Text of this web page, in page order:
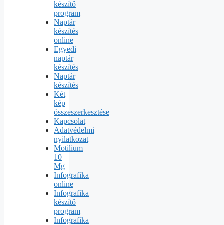
készítő
program
Naptár
készítés
online
Egyedi
naptár
készítés
Naptár
készítés
Két
kép
összeszerkesztése
Kapcsolat
Adatvédelmi
nyilatkozat
Motilium
10
Mg
Infografika
online
Infografika
készítő
program
Infografika